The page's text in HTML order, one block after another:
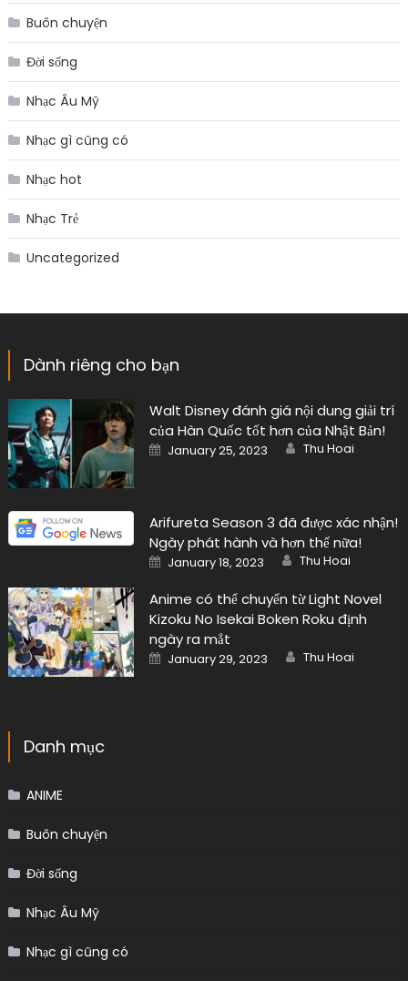
Buôn chuyện
Đời sống
Nhạc Âu Mỹ
Nhạc gì cũng có
Nhạc hot
Nhạc Trẻ
Uncategorized
Dành riêng cho bạn
Walt Disney đánh giá nội dung giải trí
của Hàn Quốc tốt hơn của Nhật Bản!
Posted
on
January 25, 2023 Author
Thu Hoai
Arifureta Season 3 đã được xác nhận!
Ngày phát hành và hơn thế nữa!
Posted
on
January 18, 2023 Author
Thu Hoai
Anime có thể chuyển từ Light Novel
Kizoku No Isekai Boken Roku định
ngày ra mắt
Posted
on
January 29, 2023 Author
Thu Hoai
Danh mục
ANIME
Buôn chuyện
Đời sống
Nhạc Âu Mỹ
Nhạc gì cũng có